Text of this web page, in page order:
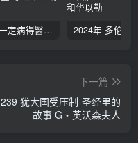
基督徒不一定病得醫治？寇紹恩牧師談基督徒的醫治與盼望
下一篇
239 犹大国受压制-圣经里的
故事 G‧英沃森夫人